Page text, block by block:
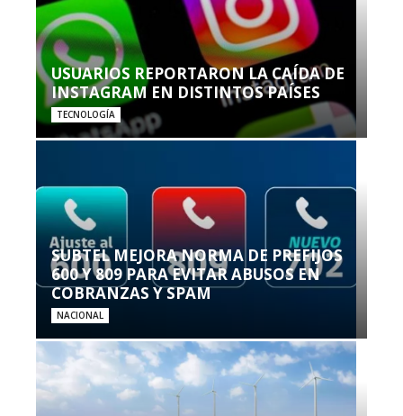
USUARIOS REPORTARON LA CAÍDA DE
INSTAGRAM EN DISTINTOS PAÍSES
TECNOLOGÍA
SUBTEL MEJORA NORMA DE PREFIJOS
600 Y 809 PARA EVITAR ABUSOS EN
COBRANZAS Y SPAM
NACIONAL